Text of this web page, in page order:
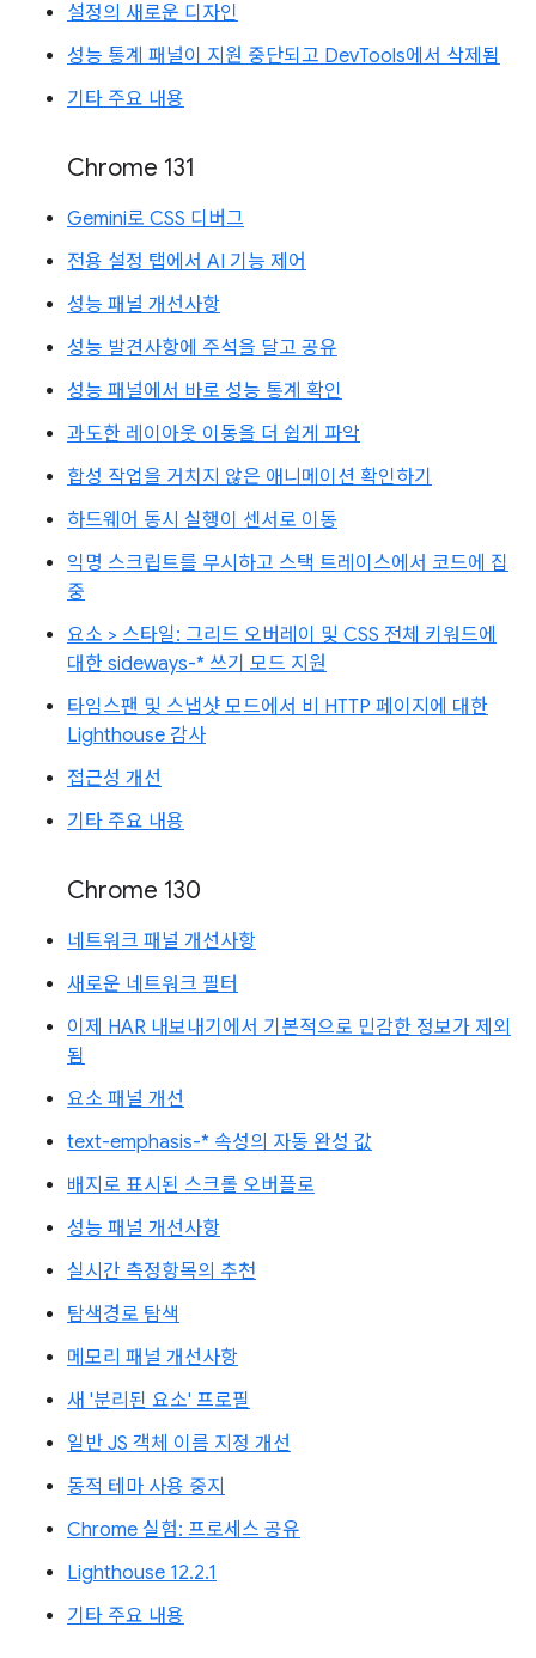
설정의 새로운 디자인
성능 통계 패널이 지원 중단되고 DevTools에서 삭제됨
기타 주요 내용
Chrome 131
Gemini로 CSS 디버그
전용 설정 탭에서 AI 기능 제어
성능 패널 개선사항
성능 발견사항에 주석을 달고 공유
성능 패널에서 바로 성능 통계 확인
과도한 레이아웃 이동을 더 쉽게 파악
합성 작업을 거치지 않은 애니메이션 확인하기
하드웨어 동시 실행이 센서로 이동
익명 스크립트를 무시하고 스택 트레이스에서 코드에 집
중
요소 > 스타일: 그리드 오버레이 및 CSS 전체 키워드에
대한 sideways-* 쓰기 모드 지원
타임스팬 및 스냅샷 모드에서 비 HTTP 페이지에 대한
Lighthouse 감사
접근성 개선
기타 주요 내용
Chrome 130
네트워크 패널 개선사항
새로운 네트워크 필터
이제 HAR 내보내기에서 기본적으로 민감한 정보가 제외
됨
요소 패널 개선
text-emphasis-* 속성의 자동 완성 값
배지로 표시된 스크롤 오버플로
성능 패널 개선사항
실시간 측정항목의 추천
탐색경로 탐색
메모리 패널 개선사항
새 '분리된 요소' 프로필
일반 JS 객체 이름 지정 개선
동적 테마 사용 중지
Chrome 실험: 프로세스 공유
Lighthouse 12.2.1
기타 주요 내용